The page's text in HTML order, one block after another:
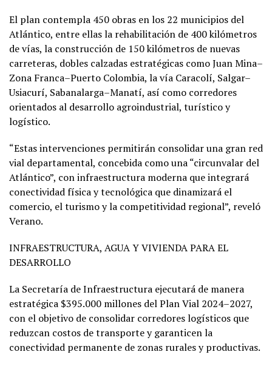
El plan contempla 450 obras en los 22 municipios del
Atlántico, entre ellas la rehabilitación de 400 kilómetros
de vías, la construcción de 150 kilómetros de nuevas
carreteras, dobles calzadas estratégicas como Juan Mina–
Zona Franca–Puerto Colombia, la vía Caracolí, Salgar–
Usiacurí, Sabanalarga–Manatí, así como corredores
orientados al desarrollo agroindustrial, turístico y
logístico.
“Estas intervenciones permitirán consolidar una gran red
vial departamental, concebida como una “circunvalar del
Atlántico”, con infraestructura moderna que integrará
conectividad física y tecnológica que dinamizará el
comercio, el turismo y la competitividad regional”, reveló
Verano.
INFRAESTRUCTURA, AGUA Y VIVIENDA PARA EL
DESARROLLO
La Secretaría de Infraestructura ejecutará de manera
estratégica $395.000 millones del Plan Vial 2024–2027,
con el objetivo de consolidar corredores logísticos que
reduzcan costos de transporte y garanticen la
conectividad permanente de zonas rurales y productivas.